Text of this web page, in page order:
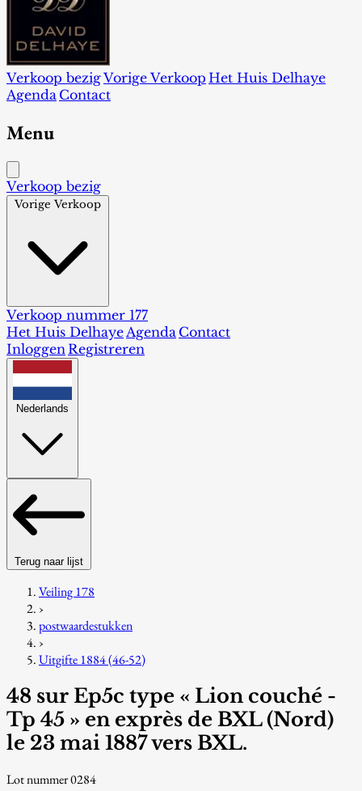
Verkoop bezigVorige Verkoop Het Huis Delhaye
Agenda Contact
Menu
Verkoop bezig
Vorige Verkoop
Verkoop nummer 177
Het Huis DelhayeAgenda Contact
InloggenRegistreren
Nederlands
Terug naar lijst
Veiling 178
›
postwaardestukken
›
Uitgifte 1884 (46-52)
48 sur Ep5c type « Lion couché -
Tp 45 » en exprès de BXL (Nord)
le 23 mai 1887 vers BXL.
Lot nummer 0284